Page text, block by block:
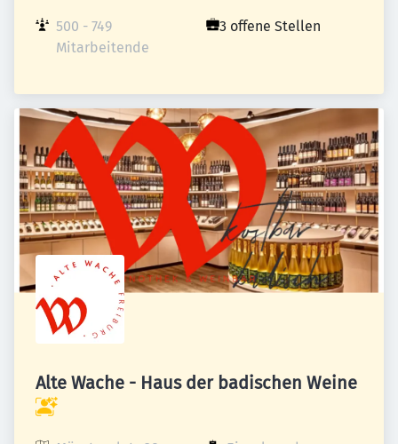
500 - 749
Mitarbeitende
3 offene Stellen
Alte Wache - Haus der badischen Weine